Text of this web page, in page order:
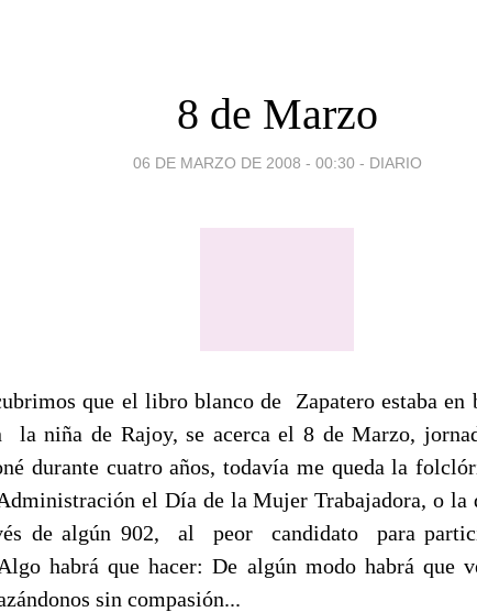
8 de Marzo
06 DE MARZO DE 2008 - 00:30 - DIARIO
que el libro blanco de Zapatero estaba en
la niña de Rajoy, se acerca el 8 de Marzo,
durante cuatro años, todavía me queda la
el Día de la Mujer Trabajadora, o la
de algún 902, al peor candidato para
habrá que hacer: De algún modo habrá que
sin compasión...